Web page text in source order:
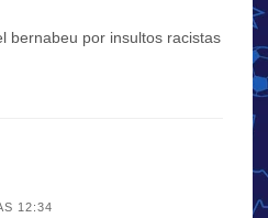
bernabeu por insultos racistas
12:34